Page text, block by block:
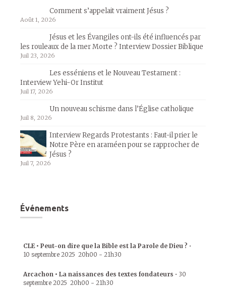
Comment s’appelait vraiment Jésus ?
Août 1, 2026
Jésus et les Évangiles ont-ils été influencés par
les rouleaux de la mer Morte ? Interview Dossier Biblique
Juil 23, 2026
Les esséniens et le Nouveau Testament :
Interview Yehi-Or Institut
Juil 17, 2026
Un nouveau schisme dans l’Église catholique
Juil 8, 2026
Interview Regards Protestants : Faut-il prier le
Notre Père en araméen pour se rapprocher de
Jésus ?
Juil 7, 2026
Événements
CLE • Peut-on dire que la Bible est la Parole de Dieu ? •
10 septembre 2025 20h00 - 21h30
Arcachon • La naissances des textes fondateurs • 30
septembre 2025 20h00 - 21h30